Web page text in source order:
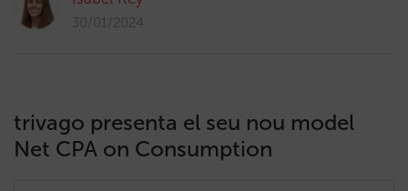
30/01/2024
trivago presenta el seu nou model
Net CPA on Consumption